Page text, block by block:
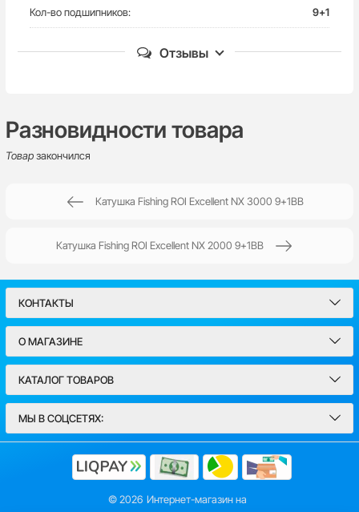
- удобный кноб из материала EVA
- плавная настройка фрикциона
Кол-во подшипников: 9+1
Отзывы
Написать отзыв
Имя*
Email
Введите комментарий*
Разновидности товара
Товарзакончился
Катушка Fishing ROI Excellent NX 3000 9+1BB
Катушка Fishing ROI Excellent NX 2000 9+1BB
КОНТАКТЫ
О МАГАЗИНЕ
КАТАЛОГ ТОВАРОВ
МЫ В СОЦСЕТЯХ:
© 2026 Интернет-магазин на